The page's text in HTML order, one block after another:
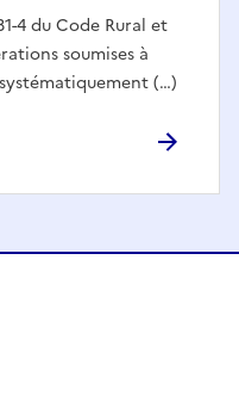
4 du Code Rural et
soumises à
(…)